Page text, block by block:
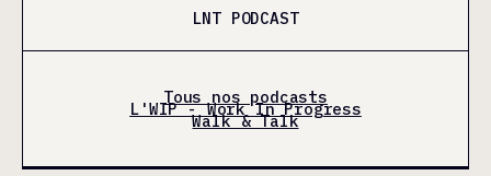
LNT PODCAST
Tous nos podcasts
L'WIP - Work In Progress
Walk & Talk